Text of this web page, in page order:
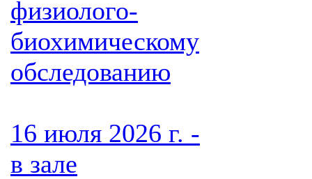
физиолого-
биохимическому
обследованию
16 июля 2026 г. -
в зале